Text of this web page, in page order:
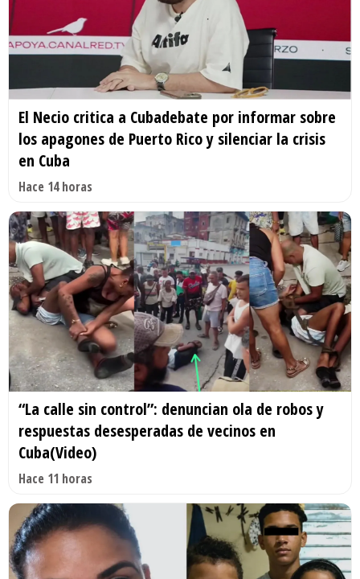
El Necio critica a Cubadebate por informar sobre
los apagones de Puerto Rico y silenciar la crisis
en Cuba
Hace 14 horas
“La calle sin control”: denuncian ola de robos y
respuestas desesperadas de vecinos en
Cuba(Video)
Hace 11 horas